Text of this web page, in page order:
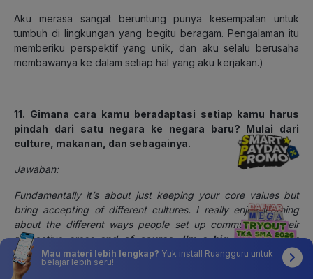
Aku merasa sangat beruntung punya kesempatan untuk
tumbuh di lingkungan yang begitu beragam. Pengalaman itu
memberiku perspektif yang unik, dan aku selalu berusaha
membawanya ke dalam setiap hal yang aku kerjakan.)
11. Gimana cara kamu beradaptasi setiap kamu harus
pindah dari satu negara ke negara baru? Mulai dari
culture, makanan, dan sebagainya.
Jawaban:
Fundamentally it’s about just keeping your core values but
bring accepting of different cultures. I really enjoy learning
about the different ways people set up community in their
respective areasand of course, I’m a big foody so I’m
always looking for the next recommendations to eat!
Mau materi lebih lengkap? Yuk install Ruangguru untuk
belajar lebih seru!